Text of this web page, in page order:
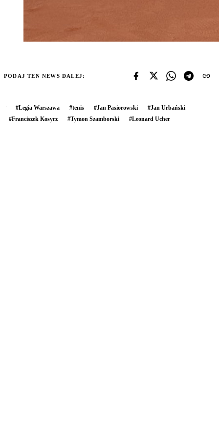
PODAJ TEN NEWS DALEJ:
#Legia Warszawa #tenis #Jan Pasiorowski #Jan Urbański
#Franciszek Kosyrz #Tymon Szamborski #Leonard Ucher